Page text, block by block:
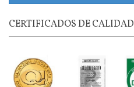
CERTIFICADOS DE CALIDAD